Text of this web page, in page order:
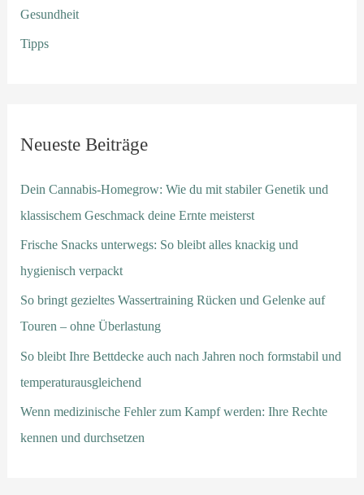
Gesundheit
Tipps
Neueste Beiträge
Dein Cannabis-Homegrow: Wie du mit stabiler Genetik und
klassischem Geschmack deine Ernte meisterst
Frische Snacks unterwegs: So bleibt alles knackig und
hygienisch verpackt
So bringt gezieltes Wassertraining Rücken und Gelenke auf
Touren – ohne Überlastung
So bleibt Ihre Bettdecke auch nach Jahren noch formstabil und
temperaturausgleichend
Wenn medizinische Fehler zum Kampf werden: Ihre Rechte
kennen und durchsetzen